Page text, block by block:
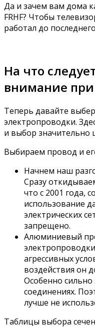
Да и зачем вам дома
FRHF? Чтобы
работал до
На что
внимание
Теперь давайте
электропроводки.
и выбор значительно
Выбираем провод и
Начнем наш
Сразу
что с 2001 года,
использование
электрических
запрещено.
Алюминиевый
агрессивных
воздействия он
Особенно сильно
соединениях.
лучше не
Таблицы выбора